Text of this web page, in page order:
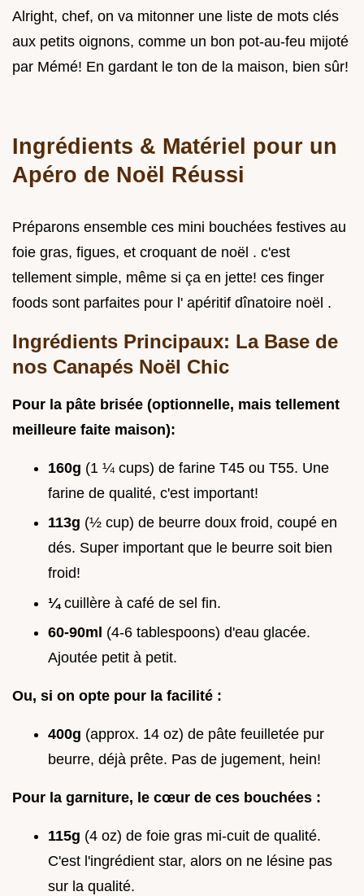
Alright, chef, on va mitonner une liste de mots clés
aux petits oignons, comme un bon pot-au-feu mijoté
par Mémé! En gardant le ton de la maison, bien sûr!
Ingrédients & Matériel pour un
Apéro de Noël Réussi
Préparons ensemble ces mini bouchées festives au
foie gras, figues, et croquant de noël . c'est
tellement simple, même si ça en jette! ces finger
foods sont parfaites pour l' apéritif dînatoire noël .
Ingrédients Principaux: La Base de
nos Canapés Noël Chic
Pour la pâte brisée (optionnelle, mais tellement
meilleure faite maison):
160g (1 ¼ cups) de farine T45 ou T55. Une
farine de qualité, c'est important!
113g (½ cup) de beurre doux froid, coupé en
dés. Super important que le beurre soit bien
froid!
¼ cuillère à café de sel fin.
60-90ml (4-6 tablespoons) d'eau glacée.
Ajoutée petit à petit.
Ou, si on opte pour la facilité :
400g (approx. 14 oz) de pâte feuilletée pur
beurre, déjà prête. Pas de jugement, hein!
Pour la garniture, le cœur de ces bouchées :
115g (4 oz) de foie gras mi-cuit de qualité.
C'est l'ingrédient star, alors on ne lésine pas
sur la qualité.